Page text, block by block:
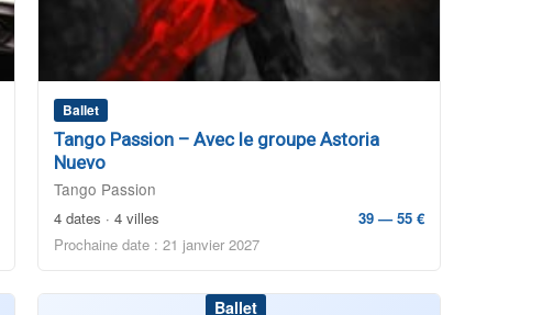
Ballet
Tango Passion – Avec le groupe Astoria
Nuevo
Tango Passion
4 dates · 4 villes
39 — 55 €
Prochaine date : 21 janvier 2027
Ballet